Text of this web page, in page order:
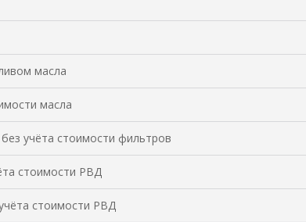
масла
масла
учёта стоимости фильтров
стоимости РВД
стоимости РВД